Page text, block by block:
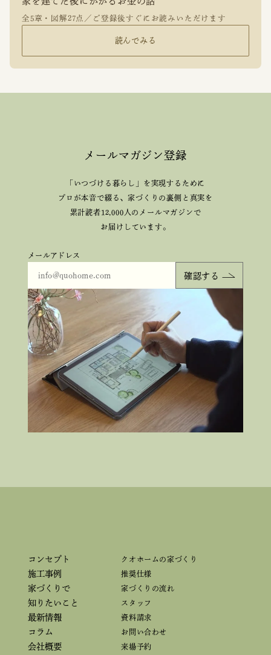
全5章・図解27点／ご登録後すぐにお読みいただけます
読んでみる
メールマガジン登録
「いつづける暮らし」を実現するために
プロが本音で綴る、家づくりの裏側と真実を
累計読者12,000人のメールマガジンで
お届けしています。
メールアドレス
コンセプト
施工事例
家づくりで
知りたいこと
最新情報
コラム
会社概要
クオホームの家づくり
推奨仕様
家づくりの流れ
スタッフ
資料請求
お問い合わせ
来場予約